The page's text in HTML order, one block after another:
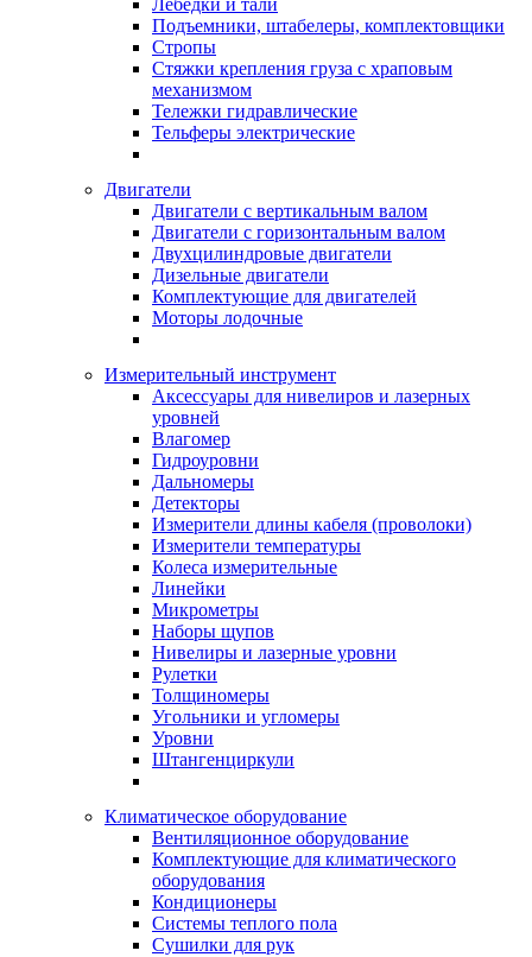
Лебедки и тали
Подъемники, штабелеры, комплектовщики
Стропы
Стяжки крепления груза с храповым
механизмом
Тележки гидравлические
Тельферы электрические
Двигатели
Двигатели с вертикальным валом
Двигатели с горизонтальным валом
Двухцилиндровые двигатели
Дизельные двигатели
Комплектующие для двигателей
Моторы лодочные
Измерительный инструмент
Аксессуары для нивелиров и лазерных
уровней
Влагомер
Гидроуровни
Дальномеры
Детекторы
Измерители длины кабеля (проволоки)
Измерители температуры
Колеса измерительные
Линейки
Микрометры
Наборы щупов
Нивелиры и лазерные уровни
Рулетки
Толщиномеры
Угольники и угломеры
Уровни
Штангенциркули
Климатическое оборудование
Вентиляционное оборудование
Комплектующие для климатического
оборудования
Кондиционеры
Системы теплого пола
Сушилки для рук